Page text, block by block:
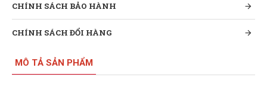
CHÍNH SÁCH BẢO HÀNH
CHÍNH SÁCH ĐỔI HÀNG
MÔ TẢ SẢN PHẨM